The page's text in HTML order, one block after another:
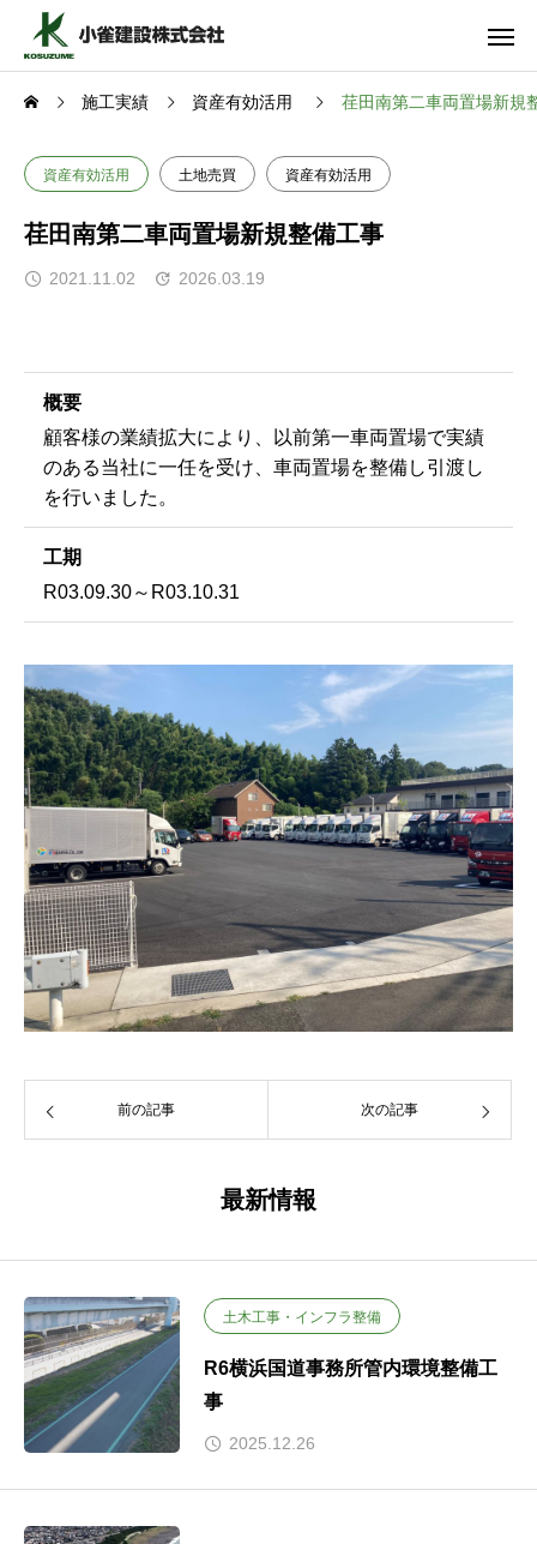
施工実績 資産有効活用 荏田南第二車両置場新規
資産有効活用 土地売買 資産有効活用
荏田南第二車両置場新規整備工事
2021.11.02 2026.03.19
概要
顧客様の業績拡大により、以前第一車両置場で実績
のある当社に一任を受け、車両置場を整備し引渡し
を行いました。
工期
R03.09.30～R03.10.31
前の記事 次の記事
最新情報
土木工事・インフラ整備
R6横浜国道事務所管内環境整備工
事
2025.12.26